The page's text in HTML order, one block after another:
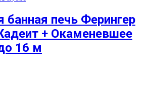
банная печь Ферингер
+ Окаменевшее
16 м